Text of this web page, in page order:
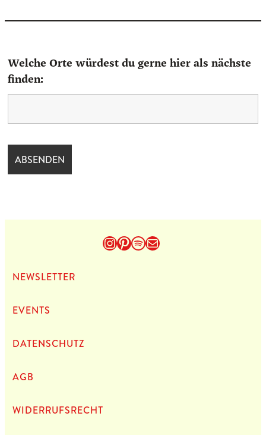
Welche Orte würdest du gerne hier als nächste
finden:
Instagram
Pinterest
Spotify
E-Mail
NEWS­LET­TER
EVENTS
DATEN­SCHUTZ
AGB
WIDERRUFSRECHT